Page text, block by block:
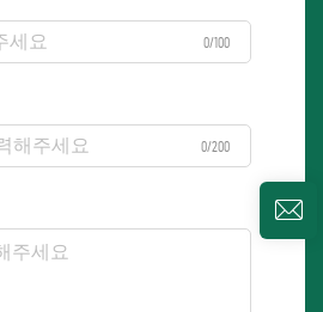
0/100
0/200